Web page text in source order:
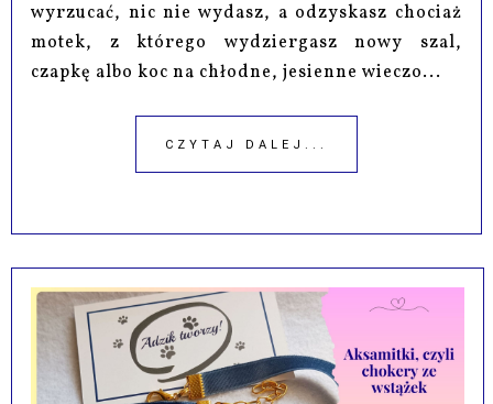
wyrzucać, nic nie wydasz, a odzyskasz chociaż
motek, z którego wydziergasz nowy szal,
czapkę albo koc na chłodne, jesienne wieczo...
CZYTAJ DALEJ...